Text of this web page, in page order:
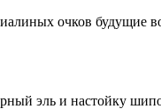
очков будущие
эль и настойку